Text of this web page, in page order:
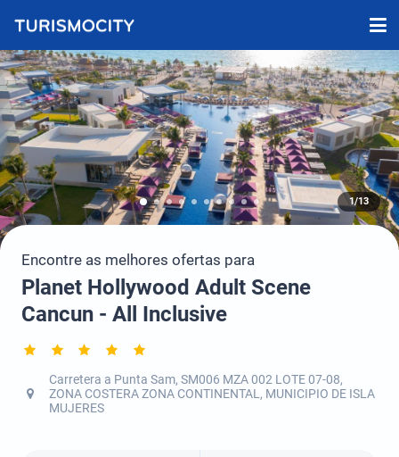
1/13
Encontre as melhores ofertas para
Planet Hollywood Adult Scene
Cancun - All Inclusive
Carretera a Punta Sam, SM006 MZA 002 LOTE 07-08,
ZONA COSTERA ZONA CONTINENTAL, MUNICIPIO DE ISLA
MUJERES